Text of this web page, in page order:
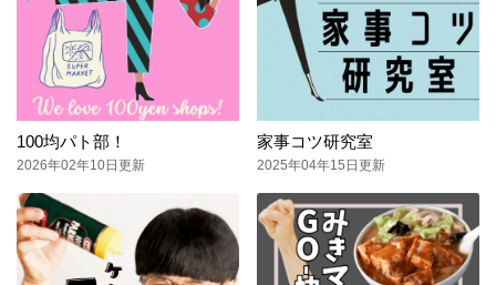
100均パト部！
2026年02年10日更新
家事コツ研究室
2025年04年15日更新